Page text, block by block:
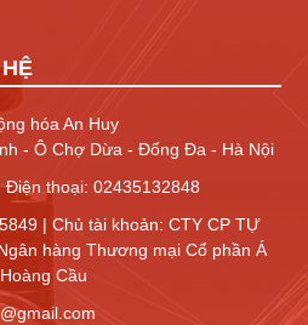
hóa An Huy
- Ô Chợ Dừa - Đống Đa - Hà Nội
Điện thoại: 02435132848
| Chủ tài khoản: CTY CP TỰ
hàng Thương mại Cổ phần Á
Cầu